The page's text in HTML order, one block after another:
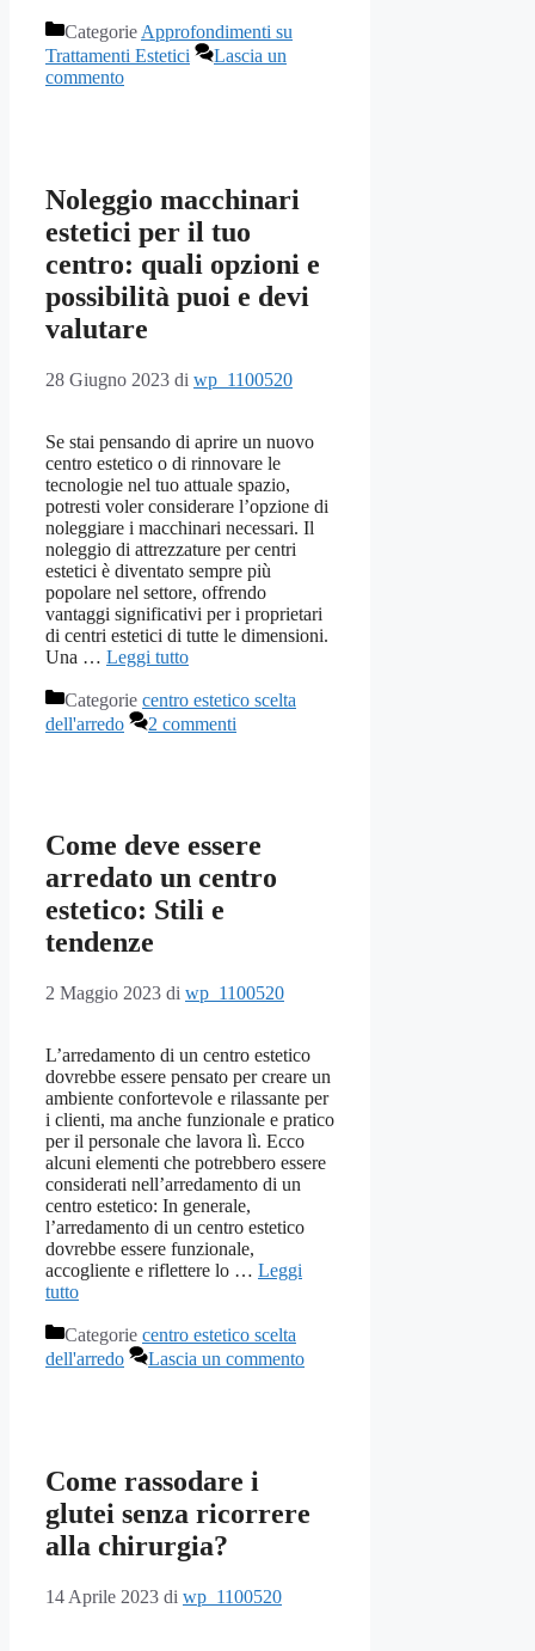
Categorie Approfondimenti su
Trattamenti Estetici
Lascia un
commento
Noleggio macchinari
estetici per il tuo
centro: quali opzioni e
possibilità puoi e devi
valutare
28 Giugno 2023 di wp_1100520
Se stai pensando di aprire un nuovo
centro estetico o di rinnovare le
tecnologie nel tuo attuale spazio,
potresti voler considerare l’opzione di
noleggiare i macchinari necessari. Il
noleggio di attrezzature per centri
estetici è diventato sempre più
popolare nel settore, offrendo
vantaggi significativi per i proprietari
di centri estetici di tutte le dimensioni.
Una … Leggi tutto
Categorie centro estetico scelta
dell'arredo
2 commenti
Come deve essere
arredato un centro
estetico: Stili e
tendenze
2 Maggio 2023 di wp_1100520
L’arredamento di un centro estetico
dovrebbe essere pensato per creare un
ambiente confortevole e rilassante per
i clienti, ma anche funzionale e pratico
per il personale che lavora lì. Ecco
alcuni elementi che potrebbero essere
considerati nell’arredamento di un
centro estetico: In generale,
l’arredamento di un centro estetico
dovrebbe essere funzionale,
accogliente e riflettere lo … Leggi
tutto
Categorie centro estetico scelta
dell'arredo
Lascia un commento
Come rassodare i
glutei senza ricorrere
alla chirurgia?
14 Aprile 2023 di wp_1100520